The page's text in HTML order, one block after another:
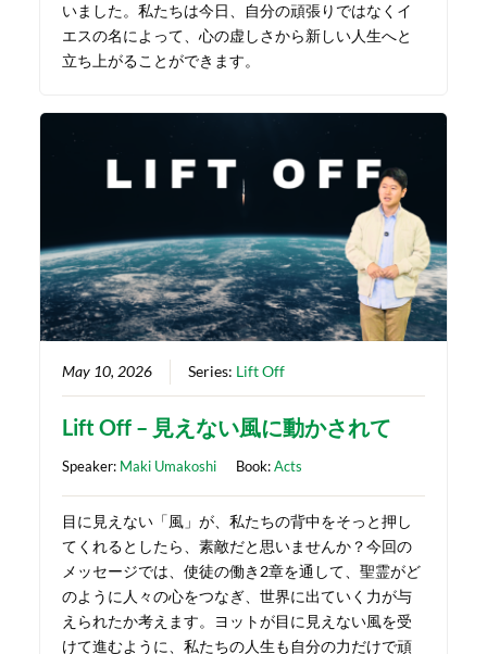
いました。私たちは今日、自分の頑張りではなくイ
エスの名によって、心の虚しさから新しい人生へと
立ち上がることができます。
May 10, 2026 Series: Lift Off
Lift Off – 見えない風に動かされて
Speaker: Maki Umakoshi Book:Acts
目に見えない「風」が、私たちの背中をそっと押し
てくれるとしたら、素敵だと思いませんか？今回の
メッセージでは、使徒の働き2章を通して、聖霊がど
のように人々の心をつなぎ、世界に出ていく力が与
えられたか考えます。ヨットが目に見えない風を受
けて進むように、私たちの人生も自分の力だけで頑